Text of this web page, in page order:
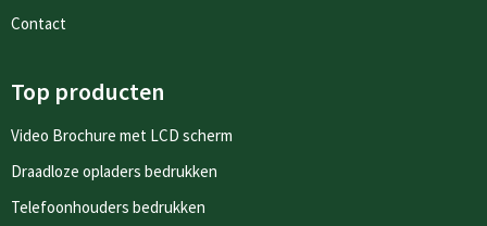
Contact
Top producten
Video Brochure met LCD scherm
Draadloze opladers bedrukken
Telefoonhouders bedrukken